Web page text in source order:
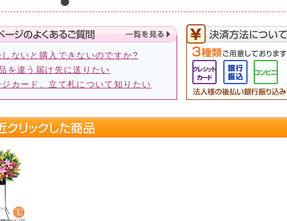
ないと購入できないのですか?
を違う届け先に送りたい
ジカード、立て札について知りたい